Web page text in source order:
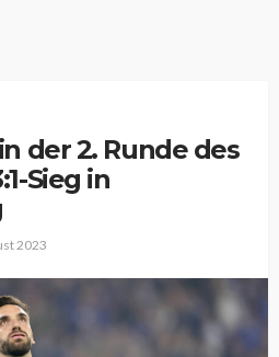
der 2. Runde des
Sieg in
2023